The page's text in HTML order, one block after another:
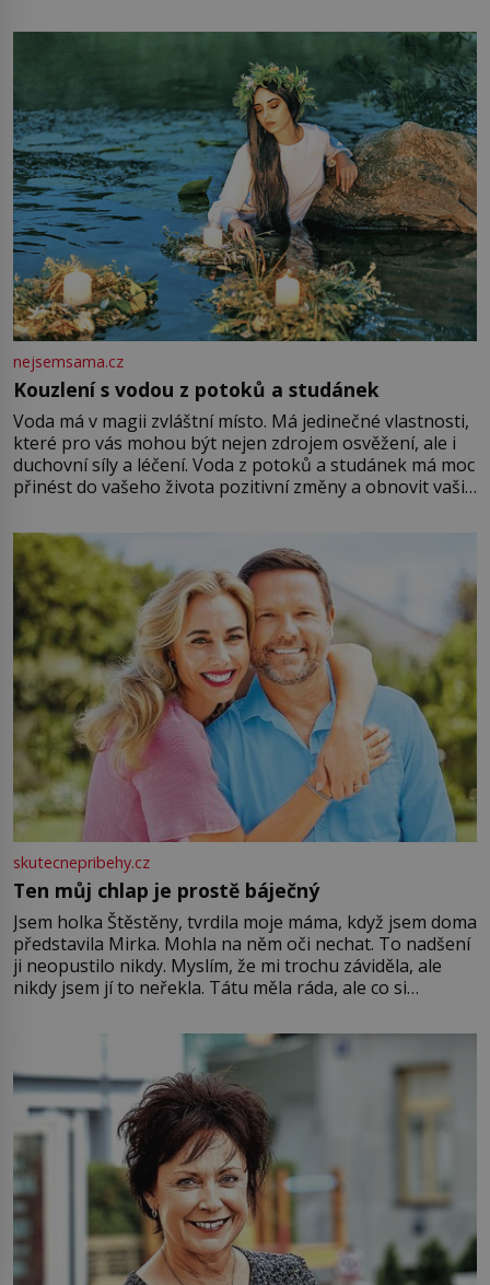
milostpaní. Stačí jenom na sukni,“ zhodnotí švadlena
množství růžového mušelínu. „Ošidili vás, podívejte.“
nejsemsama.cz
Kouzlení s vodou z potoků a studánek
Voda má v magii zvláštní místo. Má jedinečné vlastnosti,
které pro vás mohou být nejen zdrojem osvěžení, ale i
duchovní síly a léčení. Voda z potoků a studánek má moc
přinést do vašeho života pozitivní změny a obnovit vaši
můžete obohatit své rituály a přinést do svého života
větší harmonii a klid. Je důležité
skutecnepribehy.cz
Ten můj chlap je prostě báječný
Jsem holka Štěstěny, tvrdila moje máma, když jsem doma
představila Mirka. Mohla na něm oči nechat. To nadšení
ji neopustilo nikdy. Myslím, že mi trochu záviděla, ale
nikdy jsem jí to neřekla. Tátu měla ráda, ale co si
Jsme spolu moc rádi Tehdy byla jiná doba, když